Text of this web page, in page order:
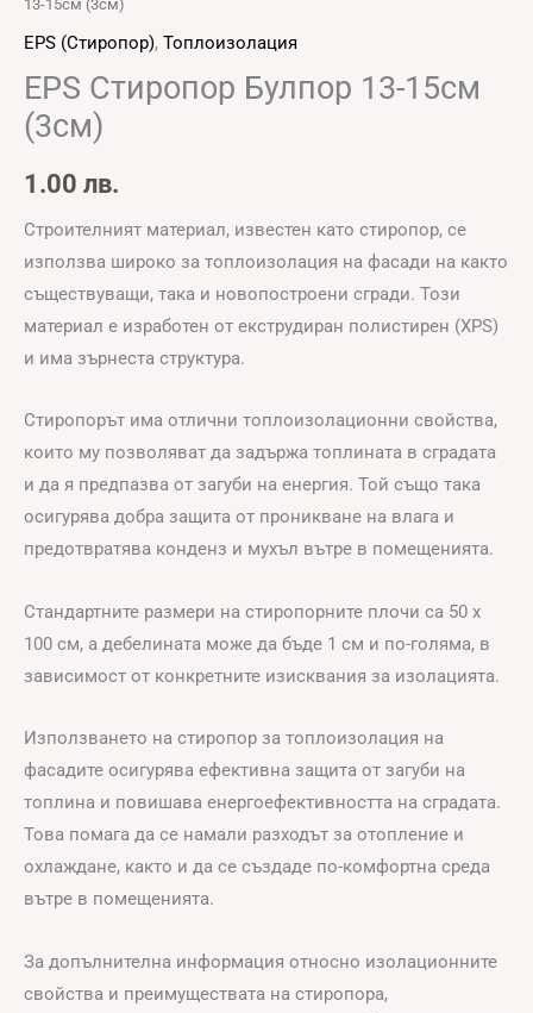
13-15см (3см)
EPS (Стиропор), Топлоизолация
ЕPS Стиропор Булпор 13-15см
(3см)
1.00 лв.
Строителният материал, известен като стиропор, се
използва широко за топлоизолация на фасади на както
съществуващи, така и новопостроени сгради. Този
материал е изработен от екструдиран полистирен (XPS)
и има зърнеста структура.
Стиропорът има отлични топлоизолационни свойства,
които му позволяват да задържа топлината в сградата
и да я предпазва от загуби на енергия. Той също така
осигурява добра защита от проникване на влага и
предотвратява конденз и мухъл вътре в помещенията.
Стандартните размери на стиропорните плочи са 50 х
100 см, а дебелината може да бъде 1 см и по-голяма, в
зависимост от конкретните изисквания за изолацията.
Използването на стиропор за топлоизолация на
фасадите осигурява ефективна защита от загуби на
топлина и повишава енергоефективността на сградата.
Това помага да се намали разходът за отопление и
охлаждане, както и да се създаде по-комфортна среда
вътре в помещенията.
За допълнителна информация относно изолационните
свойства и преимуществата на стиропора,